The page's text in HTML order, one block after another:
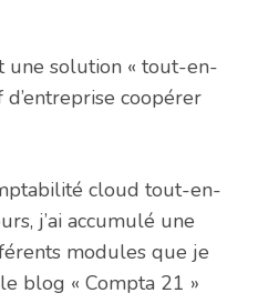
une solution « tout-en-
coopérer
cloud tout-en-
j’ai accumulé une
modules que je
blog « Compta 21 »